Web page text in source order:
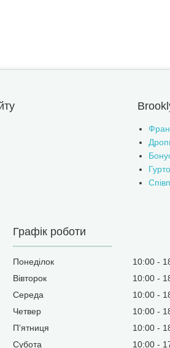
Графік роботи
Понеділок 10:00
Вівторок
10:00
Середа
10:00
Четвер
10:00
Пʼятниця
10:00
Субота
10:00